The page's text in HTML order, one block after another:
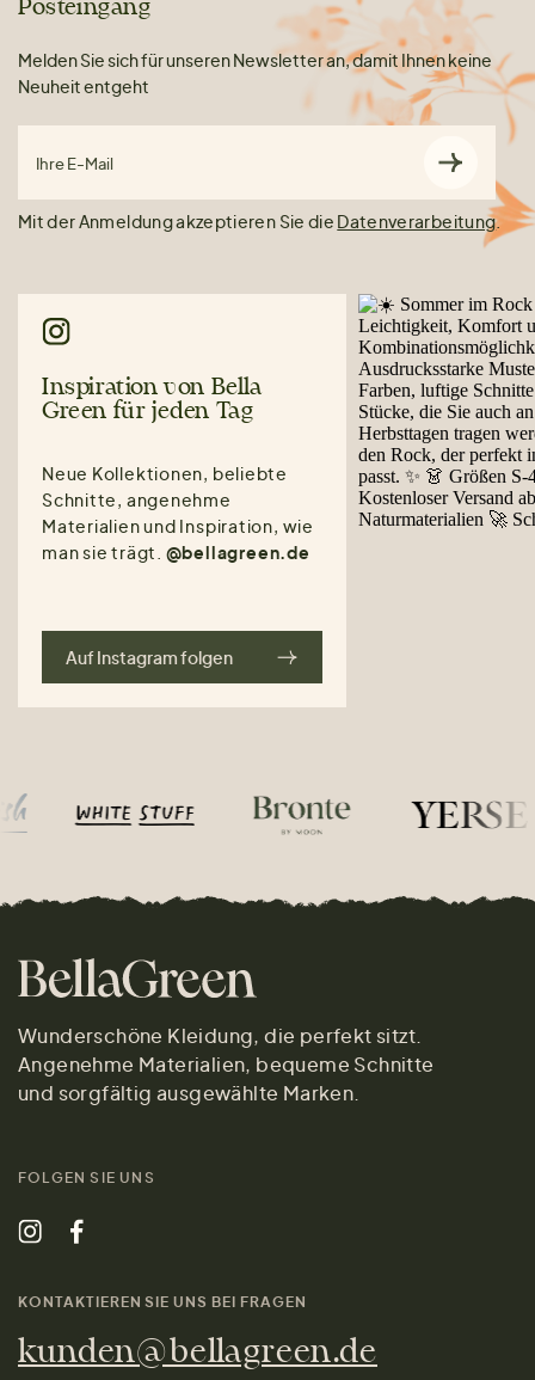
Posteingang
Melden Sie sich für unseren Newsletter an, damit Ihnen keine
Neuheit entgeht
Ihre E-Mail
Mit der Anmeldung akzeptieren Sie die Datenverarbeitung.
Inspiration von Bella
Green für jeden Tag
Neue Kollektionen, beliebte
Schnitte, angenehme
Materialien und Inspiration, wie
man sie trägt. @bellagreen.de
Auf Instagram folgen
Wunderschöne Kleidung, die perfekt sitzt.
Angenehme Materialien, bequeme Schnitte
und sorgfältig ausgewählte Marken.
FOLGEN SIE UNS
KONTAKTIEREN SIE UNS BEI FRAGEN
kunden@bellagreen.de